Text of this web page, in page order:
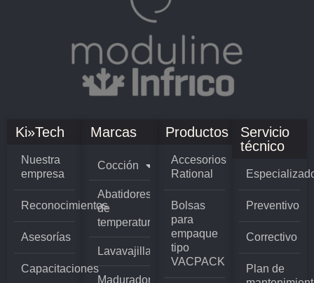
Ki»Tech
Nuestra
empresa
Reconocimientos
Asesorías
Capacitaciones
Marcas
Cocción
Abatidores
de
temperatura
Lavavajillas
Madurador
Productos
Accesorios
Rational
Bolsas
para
empaque
tipo
VACPACK
Servicio
técnico
Preventivo
Correctivo
Plan de